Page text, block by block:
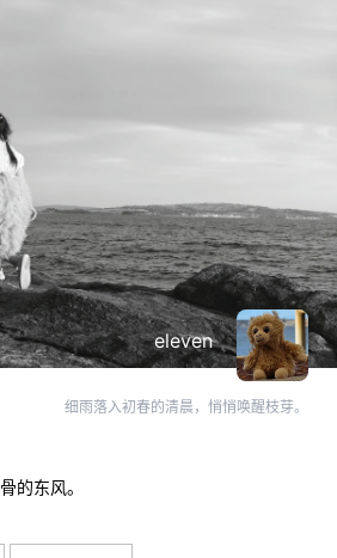
eleven
细雨落入初春的清晨，悄悄唤醒枝芽。
的东风。